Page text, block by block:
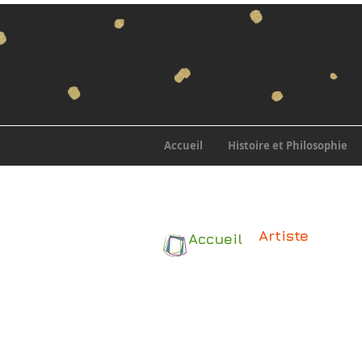
Accueil Histoire et Philosophie
Accueil Artiste